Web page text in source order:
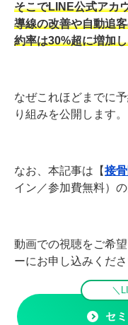
そこでLINE公式アカ
導線の改善や自動追
約率は30%超に増加
なぜこれほどまでに
り組みを公開します。
なお、本記事は【接
イン／参加費無料）
動画での視聴をご希
ーにお申し込みくださ
＼
セ